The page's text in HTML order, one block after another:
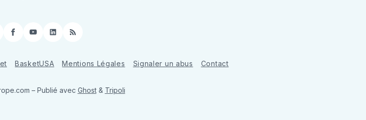
Facebook
YouTube
LinkedIn
RSS
BasketUSA Mentions Légales Signaler un abus Contact
– Publié avec Ghost& Tripoli